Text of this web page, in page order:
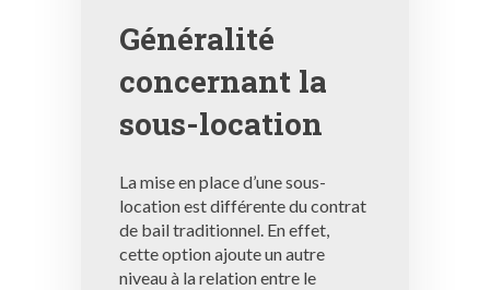
Généralité
concernant la
sous-location
La mise en place d’une sous-
location est différente du contrat
de bail traditionnel. En effet,
cette option ajoute un autre
niveau à la relation entre le